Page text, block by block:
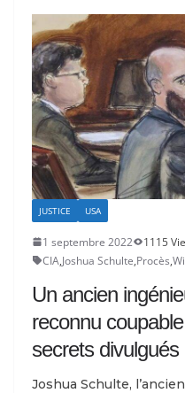
JUSTICE USA
1 septembre 2022
1115
CIA,Joshua Schulte,Procès,
Un ancien
reconnu
secrets
Joshua Schulte,